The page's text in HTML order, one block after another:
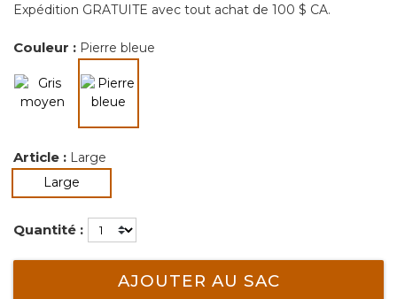
Expédition GRATUITE avec tout achat de 100 $ CA.
Couleur : Pierre bleue
Article : Large
Large
Quantité :
AJOUTER AU SAC